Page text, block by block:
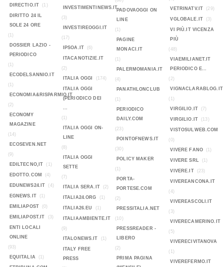
DIRECTIO.IT
(1)
DIRITTO 24 IL
SOLE 24 ORE
(1)
DOSSIER LAZIO -
PERIODICO
(1)
ECODELSANNIO.IT
(1)
ECONOMIA&RISPARMIO.IT
(2)
ECONOMY
MAGAZINE
(14)
ECOSEVEN.NET
(9)
EDILTECNO,IT
(1)
EDOTTO.COM (4)
EDUNEWS24.IT (4)
EGNEWS.IT (1)
EMILIAPOST (0)
EMILIAPOST.IT (3)
ENTI LOCALI
ONLINE
(93)
EQUITALIA
(1)
INVESTIMENTINEWS.IT
(3)
INVESTIREOGGI.IT
(17)
IPSOA.IT
(6)
ITACANOTIZIE.IT
(2)
ITALIA OGGI
(174)
ITALIA OGGI
(PERIODICO DEI
...
(1)
ITALIA OGGI ON-
LINE
(8)
ITALIA OGGI
SETTE
(7)
ITALIA SERA.IT
(2)
ITALIA24.ORG (1)
ITALIA26.EU (1)
ITALIAAMBIENTE.IT
(9)
ITALONEWS.IT
(1)
ITALY FREE
PRESS
PADOVAOGGI ON
LINE
(1)
PAGINE
MONACI.IT
(1)
PALERMOMANIA.IT
(4)
PANATHLONCLUB
(1)
PERIODICO
DAILY.COM
(23)
POINTOFNEWS.IT
(30)
POLICY MAKER
(1)
PORTA-
PORTESE.COM
(2)
PRESSITALIA.NET
(10)
PRESSREADER -
LIBERO
(2)
PRIMA PAGINA
VETRINATV.IT
(29)
VGLOBALE.IT (3)
VI PIÙ.IT VICENZA
PIÙ
(48)
VIAEMILIANET.IT
PERIODICO E...
(2)
VIGNACLARABLOG.IT
(1)
VIRGILIO.IT
(7)
VIRGILIO.IT (13)
VISTOSULWEB.COM
(0)
VIVERE FANO
(1)
VIVERE SRL (1)
VIVERE.IT (23)
VIVEREANCONA.IT
(4)
VIVEREASCOLI.IT
(3)
VIVERECAMERINO.IT
(5)
VIVERECIVITANOVA
(1)
VIVEREFERMO.IT